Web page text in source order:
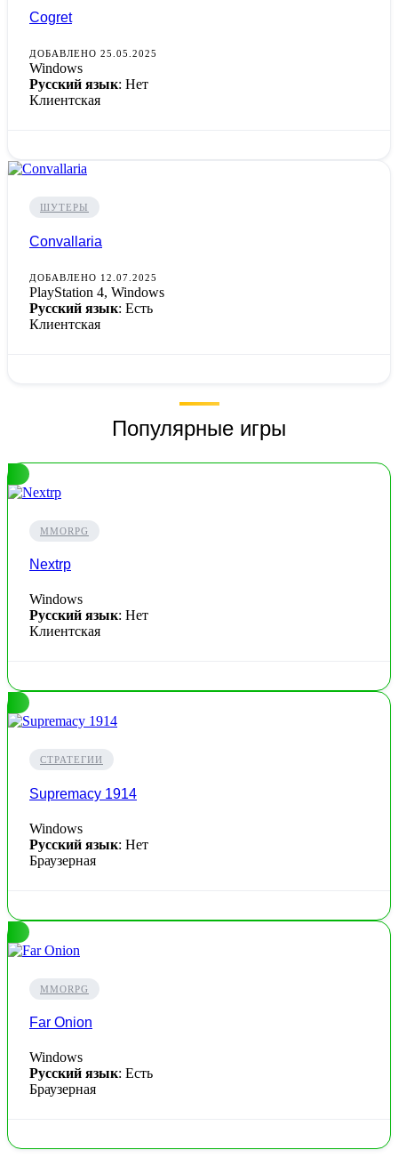
Cogret
ДОБАВЛЕНО 25.05.2025
Windows
Русский язык: Нет
Клиентская
ШУТЕРЫ
Convallaria
ДОБАВЛЕНО 12.07.2025
PlayStation 4, Windows
Русский язык: Есть
Клиентская
Популярные игры
MMORPG
Nextrp
Windows
Русский язык: Нет
Клиентская
СТРАТЕГИИ
Supremacy 1914
Windows
Русский язык: Нет
Браузерная
MMORPG
Far Onion
Windows
Русский язык: Есть
Браузерная